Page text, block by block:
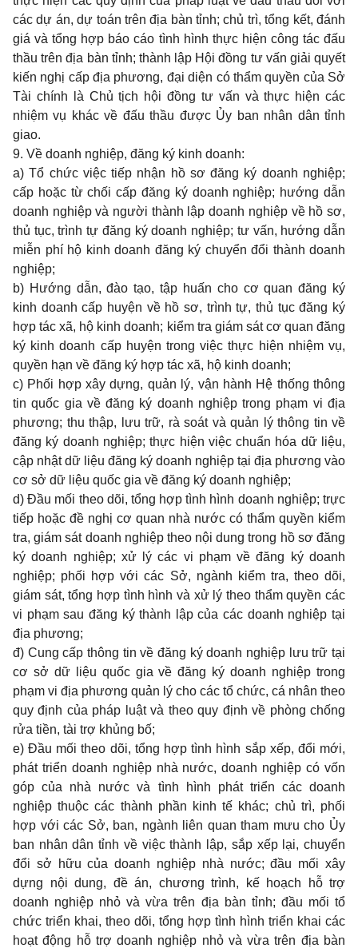
các dự án, dự toán trên địa bàn tỉnh; chủ trì, tổng kết, đánh
giá và tổng hợp báo cáo tình hình thực hiện công tác đấu
thầu trên địa bàn tỉnh; thành lập Hội đồng tư vấn giải quyết
kiến nghị cấp địa phương, đại diện có thẩm quyền của Sở
Tài chính là Chủ tịch hội đồng tư vấn và thực hiện các
nhiệm vụ khác về đấu thầu được Ủy ban nhân dân tỉnh
giao.
9. Về doanh nghiệp, đăng ký kinh doanh:
a) Tổ chức việc tiếp nhận hồ sơ đăng ký doanh nghiệp;
cấp hoặc từ chối cấp đăng ký doanh nghiệp; hướng dẫn
doanh nghiệp và người thành lập doanh nghiệp về hồ sơ,
thủ tục, trình tự đăng ký doanh nghiệp; tư vấn, hướng dẫn
miễn phí hộ kinh doanh đăng ký chuyển đổi thành doanh
nghiệp;
b) Hướng dẫn, đào tạo, tập huấn cho cơ quan đăng ký
kinh doanh cấp huyện về hồ sơ, trình tự, thủ tục đăng ký
hợp tác xã, hộ kinh doanh; kiểm tra giám sát cơ quan đăng
ký kinh doanh cấp huyện trong việc thực hiện nhiệm vụ,
quyền hạn về đăng ký hợp tác xã, hộ kinh doanh;
c) Phối hợp xây dựng, quản lý, vận hành Hệ thống thông
tin quốc gia về đăng ký doanh nghiệp trong phạm vi địa
phương; thu thập, lưu trữ, rà soát và quản lý thông tin về
đăng ký doanh nghiệp; thực hiện việc chuẩn hóa dữ liệu,
cập nhật dữ liệu đăng ký doanh nghiệp tại địa phương vào
cơ sở dữ liệu quốc gia về đăng ký doanh nghiệp;
d) Đầu mối theo dõi, tổng hợp tình hình doanh nghiệp; trực
tiếp hoặc đề nghị cơ quan nhà nước có thẩm quyền kiểm
tra, giám sát doanh nghiệp theo nội dung trong hồ sơ đăng
ký doanh nghiệp; xử lý các vi phạm về đăng ký doanh
nghiệp; phối hợp với các Sở, ngành kiểm tra, theo dõi,
giám sát, tổng hợp tình hình và xử lý theo thẩm quyền các
vi phạm sau đăng ký thành lập của các doanh nghiệp tại
địa phương;
đ) Cung cấp thông tin về đăng ký doanh nghiệp lưu trữ tại
cơ sở dữ liệu quốc gia về đăng ký doanh nghiệp trong
phạm vi địa phương quản lý cho các tổ chức, cá nhân theo
quy định của pháp luật và theo quy định về phòng chống
rửa tiền, tài trợ khủng bố;
e) Đầu mối theo dõi, tổng hợp tình hình sắp xếp, đổi mới,
phát triển doanh nghiệp nhà nước, doanh nghiệp có vốn
góp của nhà nước và tình hình phát triển các doanh
nghiệp thuộc các thành phần kinh tế khác; chủ trì, phối
hợp với các Sở, ban, ngành liên quan tham mưu cho Ủy
ban nhân dân tỉnh về việc thành lập, sắp xếp lại, chuyển
đổi sở hữu của doanh nghiệp nhà nước; đầu mối xây
dựng nội dung, đề án, chương trình, kế hoạch hỗ trợ
doanh nghiệp nhỏ và vừa trên địa bàn tỉnh; đầu mối tổ
chức triển khai, theo dõi, tổng hợp tình hình triển khai các
hoạt động hỗ trợ doanh nghiệp nhỏ và vừa trên địa bàn